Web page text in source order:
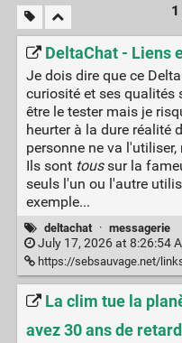
DeltaChat - Liens
Je dois dire que ce
curiosité et ses qualités
être le tester mais je
heurter à la dure réalité
personne ne va
Ils sont toussur la
seuls l'un ou l'autre
exemple...
deltachat · messagerie
July 17, 2026 at 8:26:54
https://sebsauvage.net/
La clim tue la
avez 30 ans de